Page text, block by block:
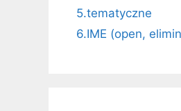
5.tematyczne
6.IME (open,